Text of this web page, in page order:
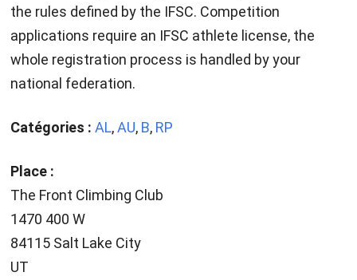
the rules defined by the IFSC. Competition
applications require an IFSC athlete license, the
whole registration process is handled by your
national federation.
Catégories : AL,AU, B, RP
Place :
The Front Climbing Club
1470 400 W
84115 Salt Lake City
UT